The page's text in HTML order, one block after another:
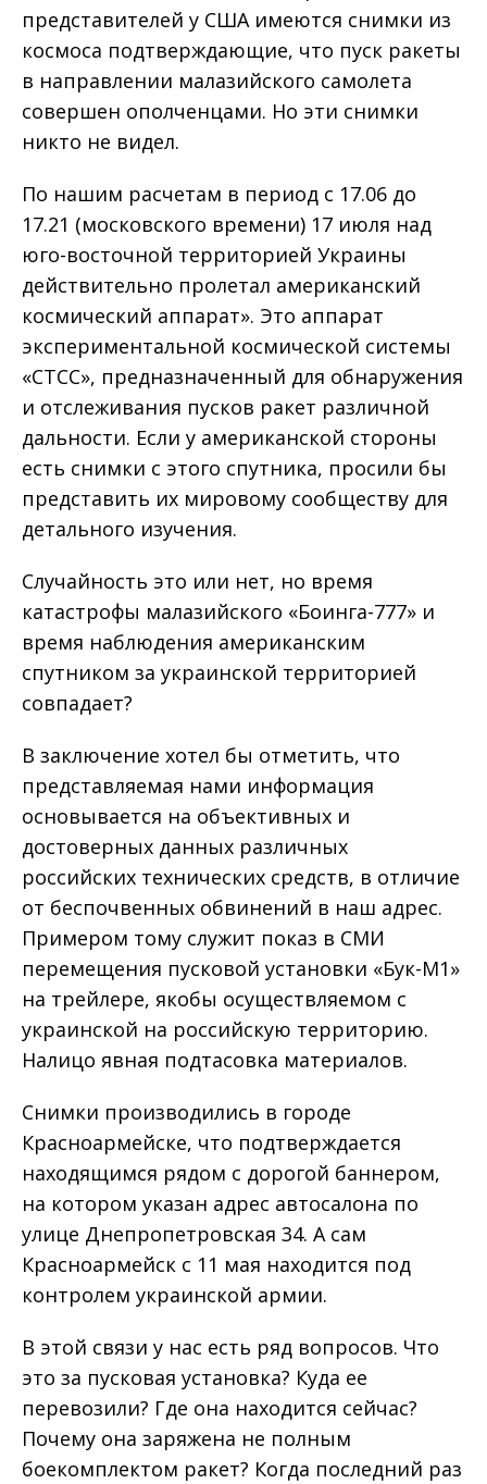
представителей у США имеются снимки из
космоса подтверждающие, что пуск ракеты
в направлении малазийского самолета
совершен ополченцами. Но эти снимки
никто не видел.
По нашим расчетам в период с 17.06 до
17.21 (московского времени) 17 июля над
юго-восточной территорией Украины
действительно пролетал американский
космический аппарат». Это аппарат
экспериментальной космической системы
«СТСС», предназначенный для обнаружения
и отслеживания пусков ракет различной
дальности. Если у американской стороны
есть снимки с этого спутника, просили бы
представить их мировому сообществу для
детального изучения.
Случайность это или нет, но время
катастрофы малазийского «Боинга-777» и
время наблюдения американским
спутником за украинской территорией
совпадает?
В заключение хотел бы отметить, что
представляемая нами информация
основывается на объективных и
достоверных данных различных
российских технических средств, в отличие
от беспочвенных обвинений в наш адрес.
Примером тому служит показ в СМИ
перемещения пусковой установки «Бук-М1»
на трейлере, якобы осуществляемом с
украинской на российскую территорию.
Налицо явная подтасовка материалов.
Снимки производились в городе
Красноармейске, что подтверждается
находящимся рядом с дорогой баннером,
на котором указан адрес автосалона по
улице Днепропетровская 34. А сам
Красноармейск с 11 мая находится под
контролем украинской армии.
В этой связи у нас есть ряд вопросов. Что
это за пусковая установка? Куда ее
перевозили? Где она находится сейчас?
Почему она заряжена не полным
боекомплектом ракет? Когда последний раз